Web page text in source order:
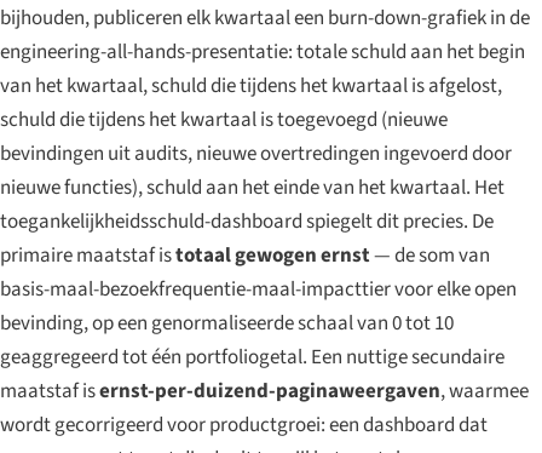
bijhouden, publiceren elk kwartaal een burn-down-grafiek in de
engineering-all-hands-presentatie: totale schuld aan het begin
van het kwartaal, schuld die tijdens het kwartaal is afgelost,
schuld die tijdens het kwartaal is toegevoegd (nieuwe
bevindingen uit audits, nieuwe overtredingen ingevoerd door
nieuwe functies), schuld aan het einde van het kwartaal. Het
toegankelijkheidsschuld-dashboard spiegelt dit precies. De
primaire maatstaf istotaal gewogen ernst— de som van
basis-maal-bezoekfrequentie-maal-impacttier voor elke open
bevinding, op een genormaliseerde schaal van 0 tot 10
geaggregeerd tot één portfoliogetal. Een nuttige secundaire
maatstaf isernst-per-duizend-paginaweergaven, waarmee
wordt gecorrigeerd voor productgroei: een dashboard dat